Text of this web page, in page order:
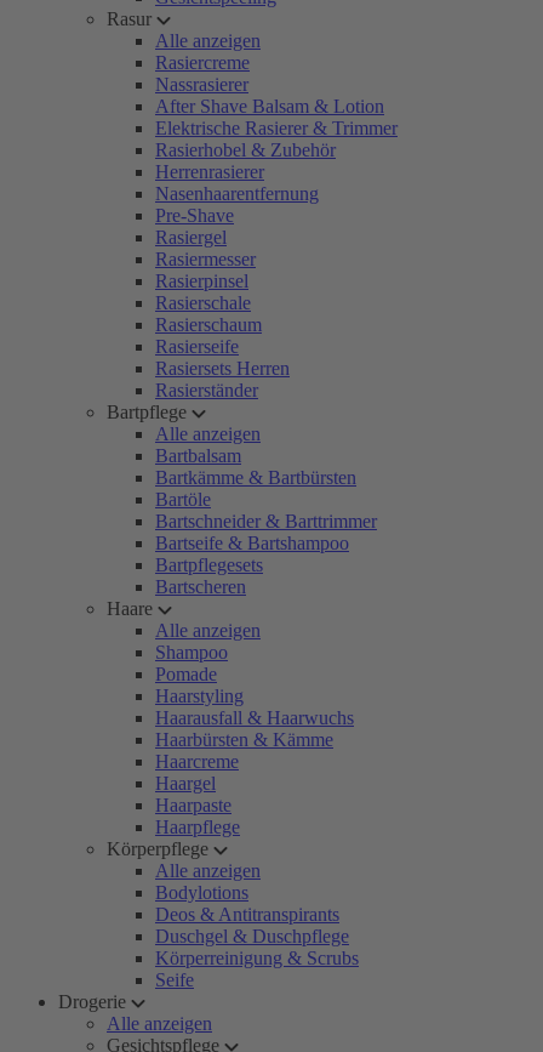
Rasur
Alle anzeigen
Rasiercreme
Nassrasierer
After Shave Balsam & Lotion
Elektrische Rasierer & Trimmer
Rasierhobel & Zubehör
Herrenrasierer
Nasenhaarentfernung
Pre-Shave
Rasiergel
Rasiermesser
Rasierpinsel
Rasierschale
Rasierschaum
Rasierseife
Rasiersets Herren
Rasierständer
Bartpflege
Alle anzeigen
Bartbalsam
Bartkämme & Bartbürsten
Bartöle
Bartschneider & Barttrimmer
Bartseife & Bartshampoo
Bartpflegesets
Bartscheren
Haare
Alle anzeigen
Shampoo
Pomade
Haarstyling
Haarausfall & Haarwuchs
Haarbürsten & Kämme
Haarcreme
Haargel
Haarpaste
Haarpflege
Körperpflege
Alle anzeigen
Bodylotions
Deos & Antitranspirants
Duschgel & Duschpflege
Körperreinigung & Scrubs
Seife
Drogerie
Alle anzeigen
Gesichtspflege